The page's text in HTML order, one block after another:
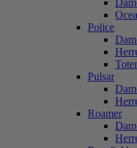
Police
Pulsar
Roamer